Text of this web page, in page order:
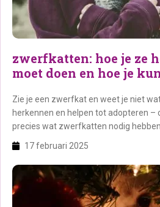
zwerfkatten: hoe je ze
moet doen en hoe je
Zie je een zwerfkat en weet je niet
herkennen en helpen tot adopteren –
precies wat zwerfkatten nodig hebben
maken.
17 februari 2025